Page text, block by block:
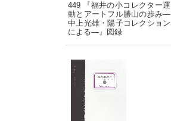
449 『福井の小コレクター運
動とアートフル勝山の歩み―
中上光雄・陽子コレクション
による―』図録